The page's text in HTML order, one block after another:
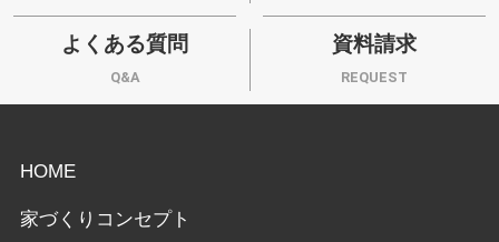
よくある質問
Q&A
資料請求
REQUEST
HOME
家づくりコンセプト